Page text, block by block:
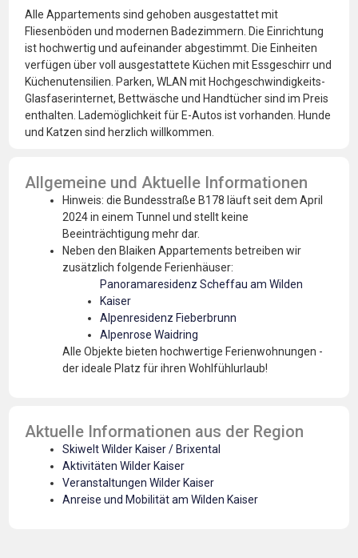
Alle Appartements sind gehoben ausgestattet mit
Fliesenböden und modernen Badezimmern. Die Einrichtung
ist hochwertig und aufeinander abgestimmt. Die Einheiten
verfügen über voll ausgestattete Küchen mit Essgeschirr und
Küchenutensilien. Parken, WLAN mit Hochgeschwindigkeits-
Glasfaserinternet, Bettwäsche und Handtücher sind im Preis
enthalten. Lademöglichkeit für E-Autos ist vorhanden. Hunde
und Katzen sind herzlich willkommen.
Allgemeine und Aktuelle Informationen
Hinweis: die Bundesstraße B178 läuft seit dem April
2024 in einem Tunnel und stellt keine
Beeinträchtigung mehr dar.
Neben den Blaiken Appartements betreiben wir
zusätzlich folgende Ferienhäuser:
Panoramaresidenz Scheffau am Wilden
Kaiser
Alpenresidenz Fieberbrunn
Alpenrose Waidring
Alle Objekte bieten hochwertige Ferienwohnungen -
der ideale Platz für ihren Wohlfühlurlaub!
Aktuelle Informationen aus der Region
Skiwelt Wilder Kaiser / Brixental
Aktivitäten Wilder Kaiser
Veranstaltungen Wilder Kaiser
Anreise und Mobilität am Wilden Kaiser